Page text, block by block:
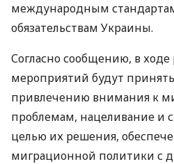
международным
обязательствам Украины.
Согласно сообщению, в
мероприятий будут
привлечению внимания к
проблемам, нацеливание и
целью их решения,
миграционной политики с